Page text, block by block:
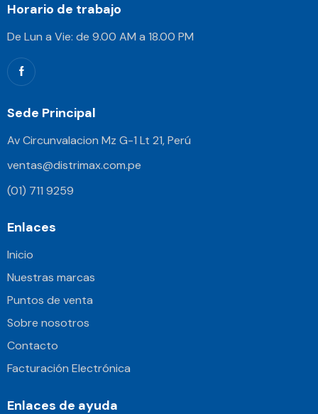
Horario de trabajo
De Lun a Vie: de 9.00 AM a 18.00 PM
Sede Principal
Av Circunvalacion Mz G-1 Lt 21, Perú
ventas@distrimax.com.pe
(01) 711 9259
Enlaces
Inicio
Nuestras marcas
Puntos de venta
Sobre nosotros
Contacto
Facturación Electrónica
Enlaces de ayuda